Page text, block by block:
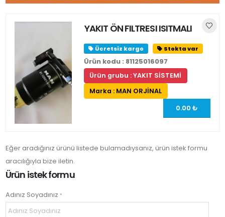
YAKIT ÖN FILTRESI ISITMALI
Ücretsiz kargo Stokta var
Ürün kodu : 81125016097
Ürün grubu : YAKIT SİSTEMİ
Marka : MAN ORJİNAL
0.00 ₺
Eğer aradığınız ürünü listede bulamadıysanız, ürün istek formu
aracılığıyla bize iletin.
Ürün istek formu
Adınız Soyadınız *